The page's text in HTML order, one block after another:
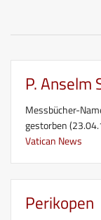
P. Anselm
Messbücher-
gestorben
Vatican News
Perikopen